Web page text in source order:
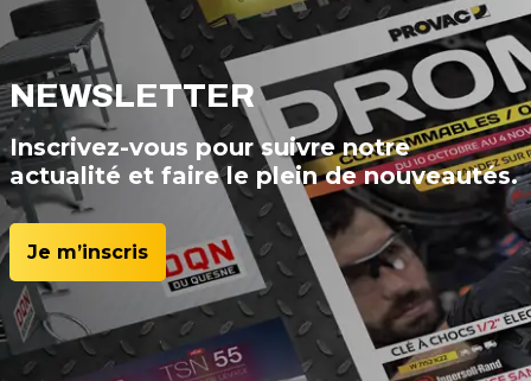
NEWSLETTER
Inscrivez-vous pour suivre notre
actualité et faire le plein de nouveautés.
Je m’inscris